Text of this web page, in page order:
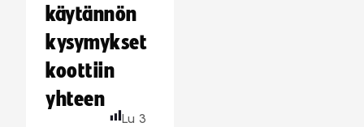
käytännön
kysymykset
koottiin
yhteen
Lu 3